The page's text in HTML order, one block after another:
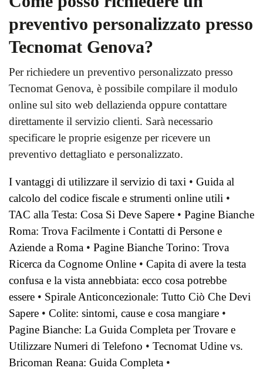
preventivo personalizzato presso
Tecnomat Genova?
Per richiedere un preventivo personalizzato presso
Tecnomat Genova, è possibile compilare il modulo
online sul sito web dellazienda oppure contattare
direttamente il servizio clienti. Sarà necessario
specificare le proprie esigenze per ricevere un
preventivo dettagliato e personalizzato.
I vantaggi di utilizzare il servizio di taxi • Guida al
calcolo del codice fiscale e strumenti online utili •
TAC alla Testa: Cosa Si Deve Sapere • Pagine Bianche
Roma: Trova Facilmente i Contatti di Persone e
Aziende a Roma • Pagine Bianche Torino: Trova
Ricerca da Cognome Online • Capita di avere la testa
confusa e la vista annebbiata: ecco cosa potrebbe
essere • Spirale Anticoncezionale: Tutto Ciò Che Devi
Sapere • Colite: sintomi, cause e cosa mangiare •
Pagine Bianche: La Guida Completa per Trovare e
Utilizzare Numeri di Telefono • Tecnomat Udine vs.
Bricoman Reana: Guida Completa •